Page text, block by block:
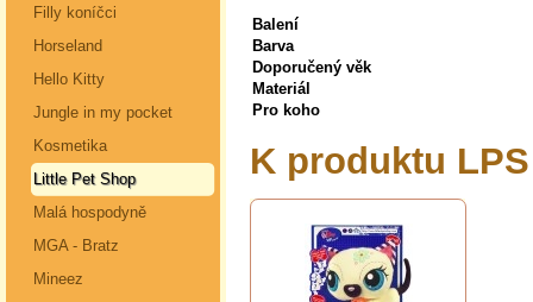
Filly koníčci
Horseland
Hello Kitty
Jungle in my pocket
Kosmetika
Little Pet Shop
Malá hospodyně
MGA - Bratz
Mineez
Balení
Barva
Doporučený věk
Materiál
Pro koho
K produktu